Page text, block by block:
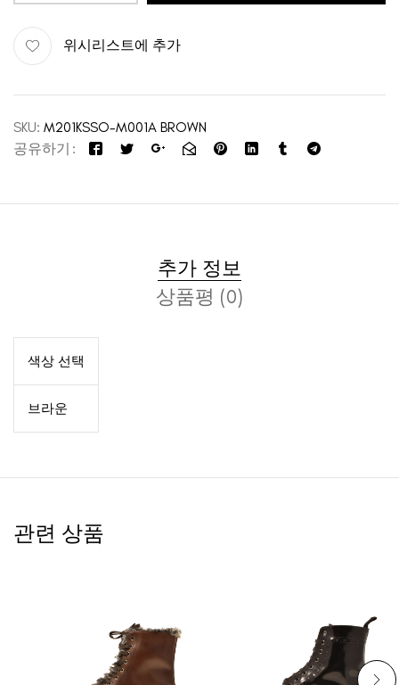
위시리스트에 추가
SKU: M201KSSO-M001A BROWN
공유하기
추가 정보
상품평 (0)
색상 선택
브라운
관련 상품